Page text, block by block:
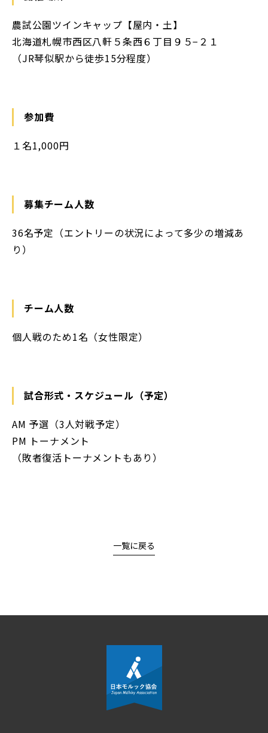
農試公園ツインキャップ【屋内・土】
北海道札幌市西区八軒５条西６丁目９５−２１
（JR琴似駅から徒歩15分程度）
参加費
１名1,000円
募集チーム人数
36名予定（エントリーの状況によって多少の増減あ
り）
チーム人数
個人戦のため1名（女性限定）
試合形式・スケジュール（予定）
AM 予選（3人対戦予定）
PM トーナメント
（敗者復活トーナメントもあり）
一覧に戻る